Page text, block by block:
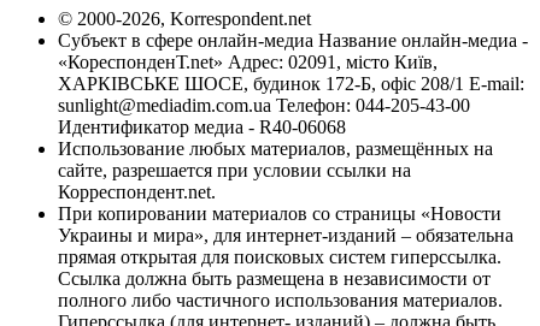
© 2000-2026, Korrespondent.net
Субъект в сфере онлайн-медиа Название онлайн-медиа -
«КореспонденТ.net» Адрес: 02091, місто Київ,
ХАРКІВСЬКЕ ШОСЕ, будинок 172-Б, офіс 208/1 E-mail:
sunlight@mediadim.com.ua Телефон: 044-205-43-00
Идентификатор медиа - R40-06068
Использование любых материалов, размещённых на
сайте, разрешается при условии ссылки на
Корреспондент.net.
При копировании материалов со страницы «Новости
Украины и мира», для интернет-изданий – обязательна
прямая открытая для поисковых систем гиперссылка.
Ссылка должна быть размещена в независимости от
полного либо частичного использования материалов.
Гиперссылка (для интернет- изданий) – должна быть